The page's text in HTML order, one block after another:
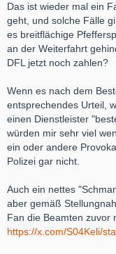
So was ist ein
Soll dafür jetzt auch
Was noch viel älteres
https://
Oder auch hier (auch
im Stadion)
https://
so schlechte Arbeit
Das ist wieder mal ein
geht, und solche Fälle
es breitflächige
an der Weiterfahrt
DFL jetzt noch zahlen?
Wenn es nach dem
entsprechendes Urteil,
einen Dienstleister
würden mir sehr viel
ein oder andere
Polizei gar nicht.
Auch ein nettes
aber gemäß
Fan die Beamten zuvor
https://x.com/S04Keli/